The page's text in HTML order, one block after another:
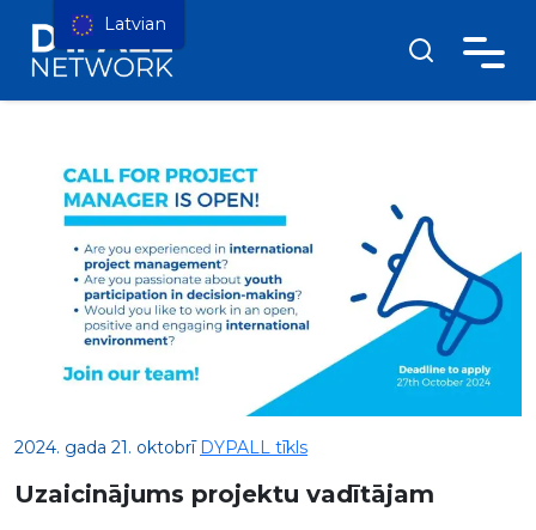
2024. gada 21. oktobrī DYPALL tīkls
Uzaicinājums projektu vadītājam
Latvian